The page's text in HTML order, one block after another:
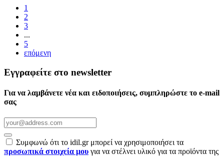
1
2
3
...
5
επόμενη
Εγγραφείτε στο newsletter
Για να λαμβάνετε νέα και ειδοποιήσεις, συμπληρώστε το e-mail
σας
Συμφωνώ ότι το idil.gr μπορεί να χρησιμοποιήσει τα
προσωπικά στοιχεία μου για να στέλνει υλικό για τα προϊόντα της